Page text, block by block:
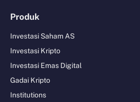
Produk
Investasi Saham AS
Investasi Kripto
Investasi Emas Digital
Gadai Kripto
Institutions